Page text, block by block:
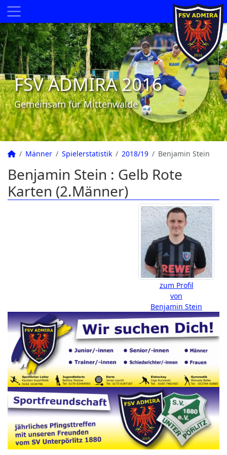
FSV ADMIRA 2016
Gemeinsam für Mittenwalde
Männer Spielerstatistik 2018/19 Benjamin Stein
Benjamin Stein : Gelb Rote
Karten (2.Männer)
zum Profil
von
Benjamin Stein